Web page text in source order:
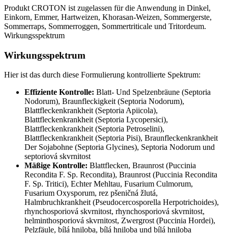
Produkt CROTON ist zugelassen für die Anwendung in Dinkel,
Einkorn, Emmer, Hartweizen, Khorasan-Weizen, Sommergerste,
Sommerraps, Sommerroggen, Sommertriticale und Tritordeum.
Wirkungsspektrum
Wirkungsspektrum
Hier ist das durch diese Formulierung kontrollierte Spektrum:
Effiziente Kontrolle: Blatt- Und Spelzenbräune (Septoria
Nodorum), Braunfleckigkeit (Septoria Nodorum),
Blattfleckenkrankheit (Septoria Apiicola),
Blattfleckenkrankheit (Septoria Lycopersici),
Blattfleckenkrankheit (Septoria Petroselini),
Blattfleckenkrankheit (Septoria Pisi), Braunfleckenkrankheit
Der Sojabohne (Septoria Glycines), Septoria Nodorum und
septoriová skvrnitost
Mäßige Kontrolle: Blattflecken, Braunrost (Puccinia
Recondita F. Sp. Recondita), Braunrost (Puccinia Recondita
F. Sp. Tritici), Echter Mehltau, Fusarium Culmorum,
Fusarium Oxysporum, rez pšeničná žlutá,
Halmbruchkrankheit (Pseudocercosporella Herpotrichoides),
rhynchosporiová skvrnitost, rhynchosporiová skvrnitost,
helminthosporiová skvrnitost, Zwergrost (Puccinia Hordei),
Pelzfäule, bílá hniloba, bílá hniloba und bílá hniloba